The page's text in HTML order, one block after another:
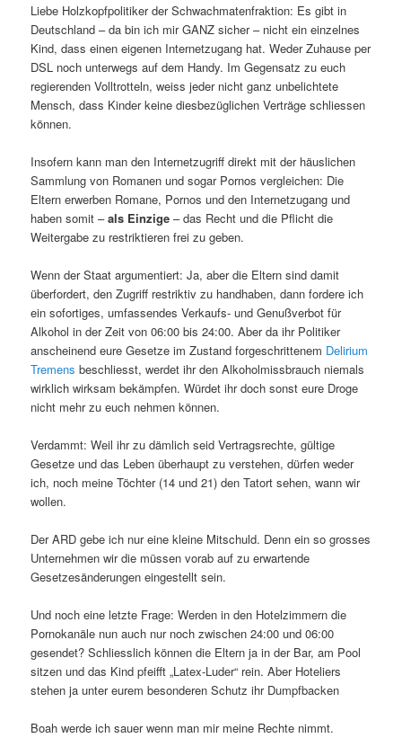
Liebe Holzkopfpolitiker der Schwachmatenfraktion: Es gibt in
Deutschland – da bin ich mir GANZ sicher – nicht ein einzelnes
Kind, dass einen eigenen Internetzugang hat. Weder Zuhause per
DSL noch unterwegs auf dem Handy. Im Gegensatz zu euch
regierenden Volltrotteln, weiss jeder nicht ganz unbelichtete
Mensch, dass Kinder keine diesbezüglichen Verträge schliessen
können.
Insofern kann man den Internetzugriff direkt mit der häuslichen
Sammlung von Romanen und sogar Pornos vergleichen: Die
Eltern erwerben Romane, Pornos und den Internetzugang und
haben somit –als Einzige – das Recht und die Pflicht die
Weitergabe zu restriktieren frei zu geben.
Wenn der Staat argumentiert: Ja, aber die Eltern sind damit
überfordert, den Zugriff restriktiv zu handhaben, dann fordere ich
ein sofortiges, umfassendes Verkaufs- und Genußverbot für
Alkohol in der Zeit von 06:00 bis 24:00. Aber da ihr Politiker
anscheinend eure Gesetze im Zustand forgeschrittenem Delirium
Tremens beschliesst, werdet ihr den Alkoholmissbrauch niemals
wirklich wirksam bekämpfen. Würdet ihr doch sonst eure Droge
nicht mehr zu euch nehmen können.
Verdammt: Weil ihr zu dämlich seid Vertragsrechte, gültige
Gesetze und das Leben überhaupt zu verstehen, dürfen weder
ich, noch meine Töchter (14 und 21) den Tatort sehen, wann wir
wollen.
Der ARD gebe ich nur eine kleine Mitschuld. Denn ein so grosses
Unternehmen wir die müssen vorab auf zu erwartende
Gesetzesänderungen eingestellt sein.
Und noch eine letzte Frage: Werden in den Hotelzimmern die
Pornokanäle nun auch nur noch zwischen 24:00 und 06:00
gesendet? Schliesslich können die Eltern ja in der Bar, am Pool
sitzen und das Kind pfeifft „Latex-Luder“ rein. Aber Hoteliers
stehen ja unter eurem besonderen Schutz ihr Dumpfbacken
Boah werde ich sauer wenn man mir meine Rechte nimmt.